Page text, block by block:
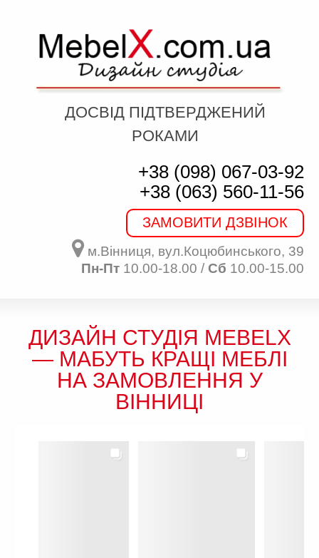
ДОСВІД ПІДТВЕРДЖЕНИЙ
РОКАМИ
+38 (098) 067-03-92
+38 (063) 560-11-56
ЗАМОВИТИ ДЗВІНОК
м.Вінниця, вул.Коцюбинського, 39
Пн-Пт10.00-18.00 / Сб 10.00-15.00
ДИЗАЙН СТУДІЯ MEBELX
— МАБУТЬ КРАЩІ МЕБЛІ
НА ЗАМОВЛЕННЯ У
ВІННИЦІ